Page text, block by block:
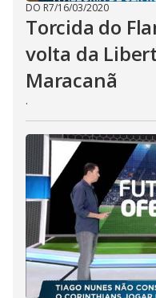
DO R7/16/03/2020
Torcida do
volta da
Maracanã
.